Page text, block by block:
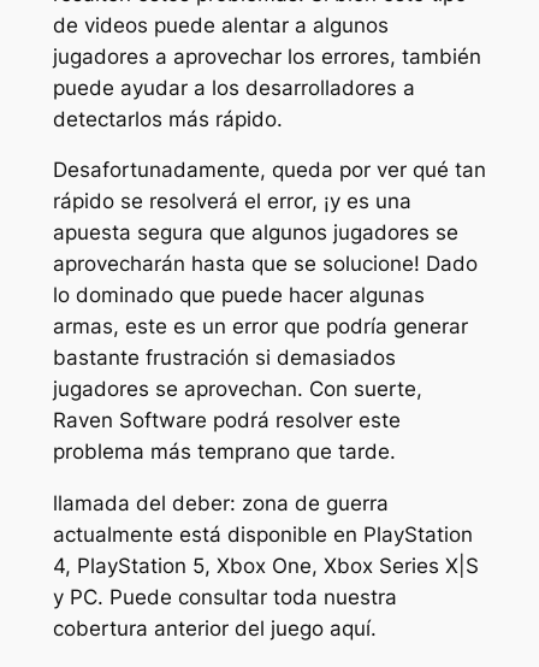
de videos puede alentar a algunos
jugadores a aprovechar los errores, también
puede ayudar a los desarrolladores a
detectarlos más rápido.
Desafortunadamente, queda por ver qué tan
rápido se resolverá el error, ¡y es una
apuesta segura que algunos jugadores se
aprovecharán hasta que se solucione! Dado
lo dominado que puede hacer algunas
armas, este es un error que podría generar
bastante frustración si demasiados
jugadores se aprovechan. Con suerte,
Raven Software podrá resolver este
problema más temprano que tarde.
llamada del deber: zona de guerra
actualmente está disponible en PlayStation
4, PlayStation 5, Xbox One, Xbox Series X|S
y PC. Puede consultar toda nuestra
cobertura anterior del juego aquí.